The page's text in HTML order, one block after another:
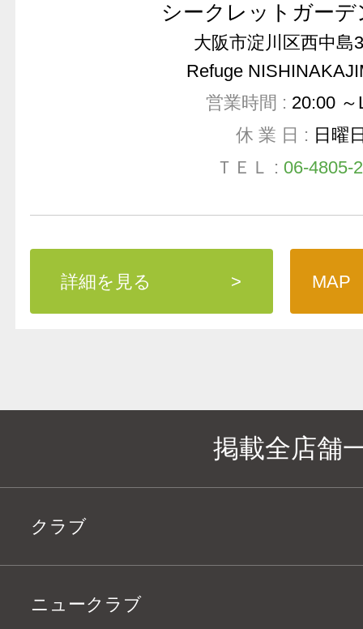
シークレットガーデ
大阪市淀川区西中島
Refuge
営業時間 : 20:00 ～
休 業 日 : 日曜
ＴＥＬ : 06-4805-
詳細を見る > MAP
掲載全店舗
クラブ
ニュークラブ